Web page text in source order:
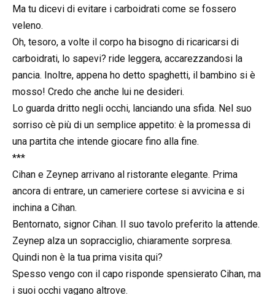
Ma tu dicevi di evitare i carboidrati come se fossero
veleno.
Oh, tesoro, a volte il corpo ha bisogno di ricaricarsi di
carboidrati, lo sapevi? ride leggera, accarezzandosi la
pancia. Inoltre, appena ho detto spaghetti, il bambino si è
mosso! Credo che anche lui ne desideri.
Lo guarda dritto negli occhi, lanciando una sfida. Nel suo
sorriso cè più di un semplice appetito: è la promessa di
una partita che intende giocare fino alla fine.
***
Cihan e Zeynep arrivano al ristorante elegante. Prima
ancora di entrare, un cameriere cortese si avvicina e si
inchina a Cihan.
Bentornato, signor Cihan. Il suo tavolo preferito la attende.
Zeynep alza un sopracciglio, chiaramente sorpresa.
Quindi non è la tua prima visita qui?
Spesso vengo con il capo risponde spensierato Cihan, ma
i suoi occhi vagano altrove.